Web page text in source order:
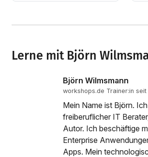
Lerne mit Björn
Björn Wilmsmann
workshops.de Trainer:in seit
Mein Name ist Björn.
freiberuflicher IT
Autor. Ich beschäftige
Enterprise
Apps. Mein